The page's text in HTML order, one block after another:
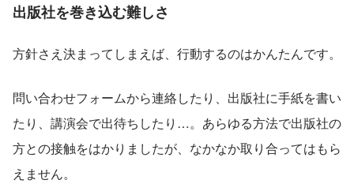
出版社を巻き込む難しさ
方針さえ決まってしまえば、行動するのはかんたんです。
問い合わせフォームから連絡したり、出版社に手紙を書い
たり、講演会で出待ちしたり…。あらゆる方法で出版社の
方との接触をはかりましたが、なかなか取り合ってはもら
えません。